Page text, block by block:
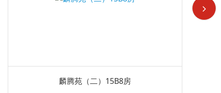
麟腾苑（二）15B8房